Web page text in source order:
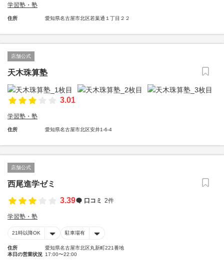
学習塾・塾
住所 愛知県名古屋市北区若葉通１丁目２２
店舗公式
天木珠算塾
3.01
学習塾・塾
住所 愛知県名古屋市北区安井1-6-4
店舗公式
西尾進学ゼミ
3.39
口コミ 2件
学習塾・塾
21時以降OK 駐車場有
住所
愛知県名古屋市北区丸新町221番地
本日の営業状況 17:00〜22:00